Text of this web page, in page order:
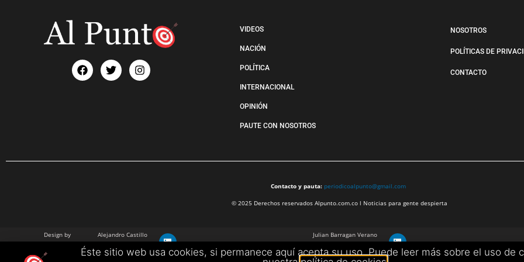
VIDEOS
NACIÓN
POLÍTICA
INTERNACIONAL
OPINIÓN
PAUTE CON NOSOTROS
NOSOTROS
POLÍTICAS DE
CONTACTO
Contacto y pauta: periodicoalpunto@gmail.com
© 2025 Derechos reservados Alpunto.com.co l Noticias para gente despierta
Design by
Alejandro Castillo
info@alejandrocastillo.co
+57 3102680657
Julian Barragan Verano
+57 312 308 9218
Éste sitio web usa cookies, si permanece aquí acepta su uso. Puede leer más sobre el uso de